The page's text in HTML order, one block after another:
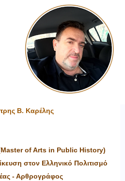
Β. Καρέλης
of Arts in Public History)
στον Ελληνικό Πολιτισμό
- Αρθρογράφος